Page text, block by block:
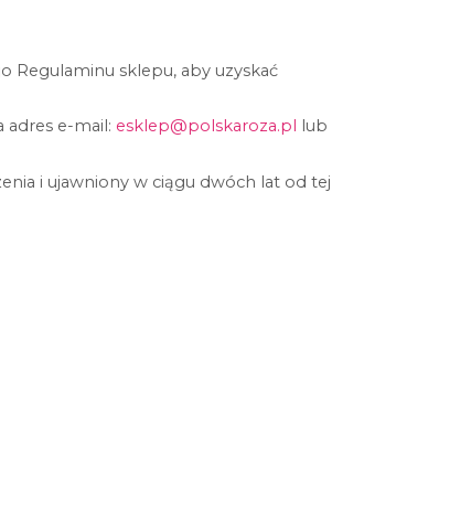
Regulaminu sklepu, aby uzyskać
adres e-mail: esklep@polskaroza.pl
lub
i ujawniony w ciągu dwóch lat od tej